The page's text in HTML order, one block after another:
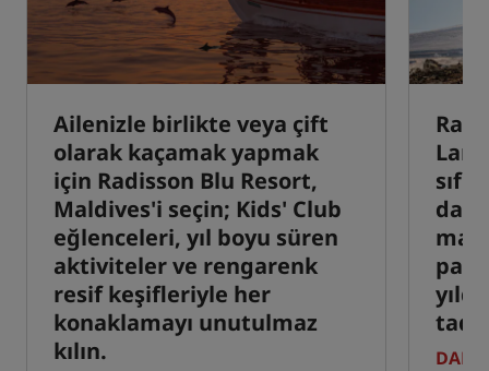
Ailenizle birlikte veya çift
olarak kaçamak yapmak
için Radisson Blu Resort,
Maldives'i seçin; Kids' Club
eğlenceleri, yıl boyu süren
aktiviteler ve rengarenk
resif keşifleriyle her
konaklamayı unutulmaz
kılın.